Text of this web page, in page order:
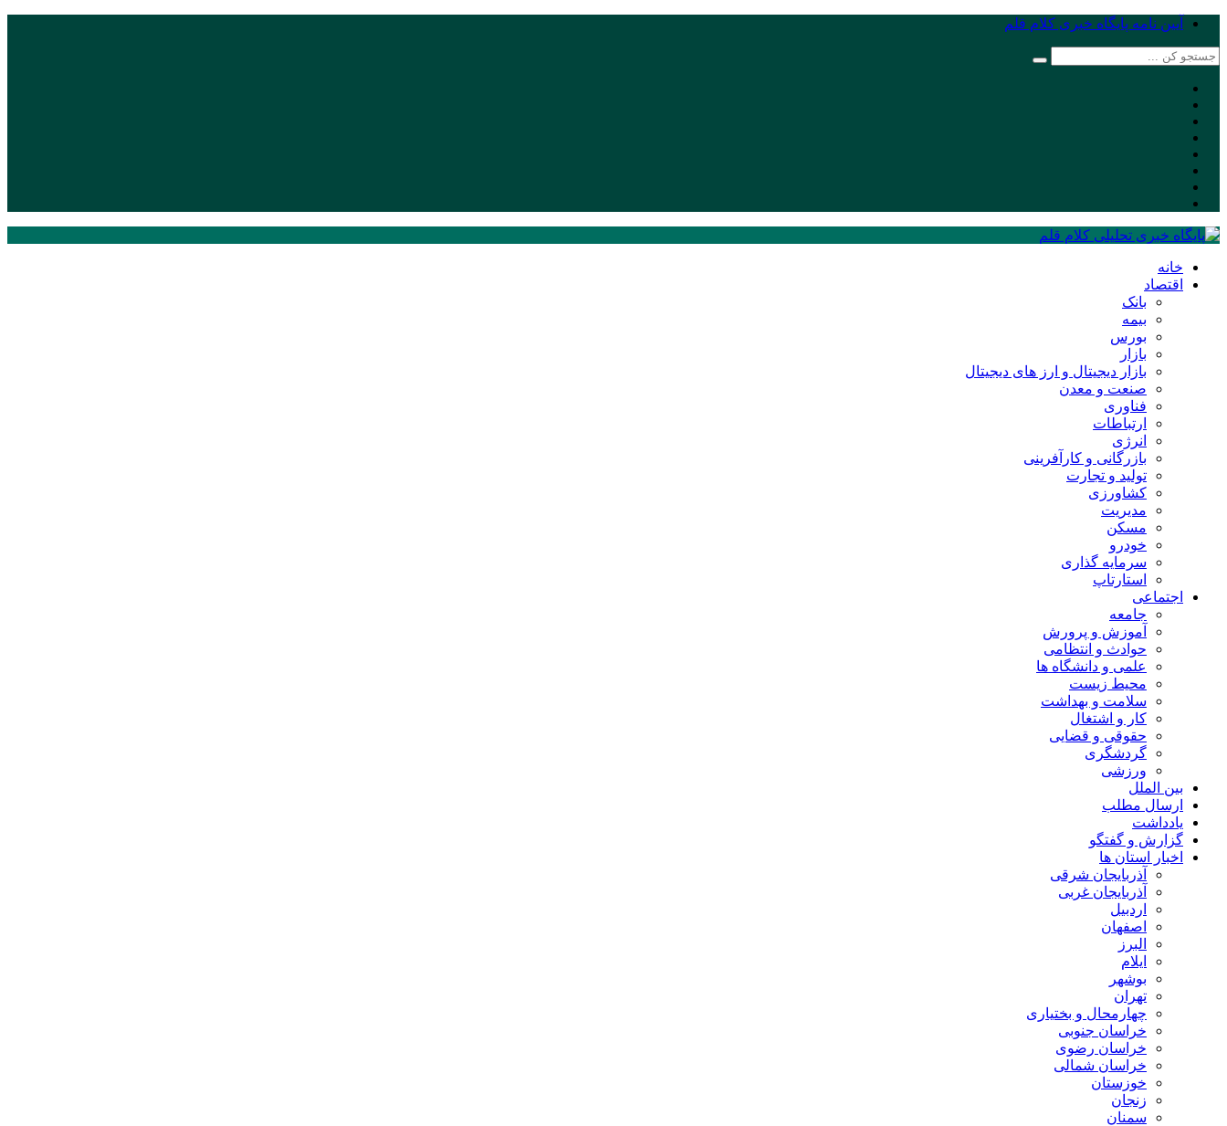
آیین نامه پایگاه خبری کلام قلم
خانه
اقتصاد
بانک
بیمه
بورس
بازار
بازار دیجیتال و ارز های دیجیتال
صنعت و معدن
فناوری
ارتباطات
انرژی
بازرگانی و کارآفرینی
تولید و تجارت
کشاورزی
مدیریت
مسکن
خودرو
سرمایه گذاری
استارتاپ
اجتماعی
جامعه
آموزش و پرورش
حوادث و انتظامی
علمی و دانشگاه ها
محیط زیست
سلامت و بهداشت
کار و اشتغال
حقوقی و قضایی
گردشگری
ورزشی
بین الملل
ارسال مطلب
یادداشت
گزارش و گفتگو
اخبار استان ها
آذربایجان شرقی
آذربایجان غربی
اردبیل
اصفهان
البرز
ایلام
بوشهر
تهران
چهارمحال و بختیاری
خراسان جنوبی
خراسان رضوی
خراسان شمالی
خوزستان
زنجان
سمنان